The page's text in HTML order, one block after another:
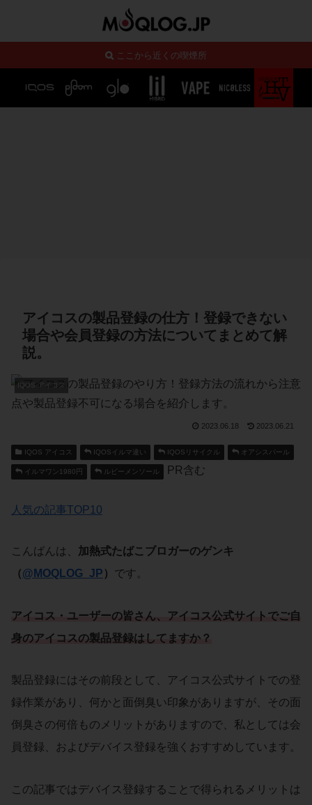
ここから近くの喫煙所
アイコスの製品登録の仕方！登録できない
場合や会員登録の方法についてまとめて解
説。
IQOS アイコス
2023.06.18 2023.06.21
IQOS アイコス IQOSイルマ違い IQOSリサイクル オアシスパール
イルマワン1980円 ルビーメンソール PR含む
人気の記事TOP10
こんばんは、 加熱式たばこブロガーのゲンキ
（@MOQLOG_JP ） です。
アイコス・ユーザーの皆さん、 アイコス公式サイト でご自
身のアイコスの製品登録はしてますか？
製品登録にはその前段として、アイコス公式サイトでの登
録作業があり、何かと面倒臭い印象がありますが、その面
倒臭さの何倍ものメリットがありますので、私としては会
員登録、およびデバイス登録を強くおすすめしています。
この記事ではデバイス登録することで得られるメリットは